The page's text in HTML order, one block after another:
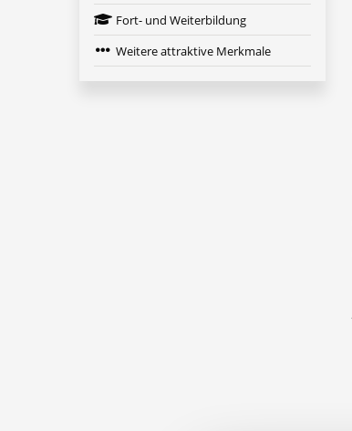
Fort- und Weiterbildung
Weitere attraktive Merkmale